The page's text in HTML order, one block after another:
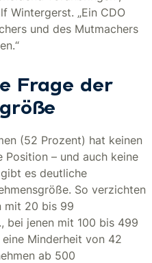
Wintergerst. „Ein CDO
und des Mutmachers
Frage der
(52 Prozent) hat keinen
Position – und auch keine
es deutliche
So verzichten
mit 20 bis 99
bei jenen mit 100 bis 499
Minderheit von 42
ab 500